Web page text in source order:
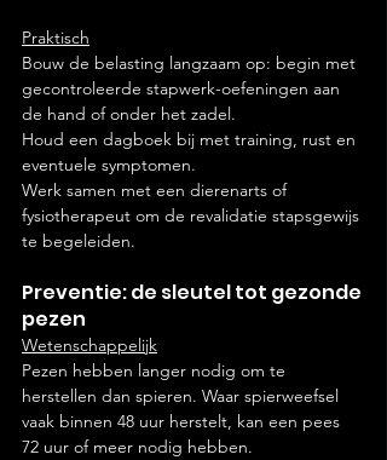
Praktisch
Bouw de belasting langzaam op: begin met
gecontroleerde stapwerk-oefeningen aan
de hand of onder het zadel.
Houd een dagboek bij met training, rust en
eventuele symptomen.
Werk samen met een dierenarts of
fysiotherapeut om de revalidatie stapsgewijs
te begeleiden.
Preventie: de sleutel tot gezonde
pezen
Wetenschappelijk
Pezen hebben langer nodig om te
herstellen dan spieren. Waar spierweefsel
vaak binnen 48 uur herstelt, kan een pees
72 uur of meer nodig hebben.